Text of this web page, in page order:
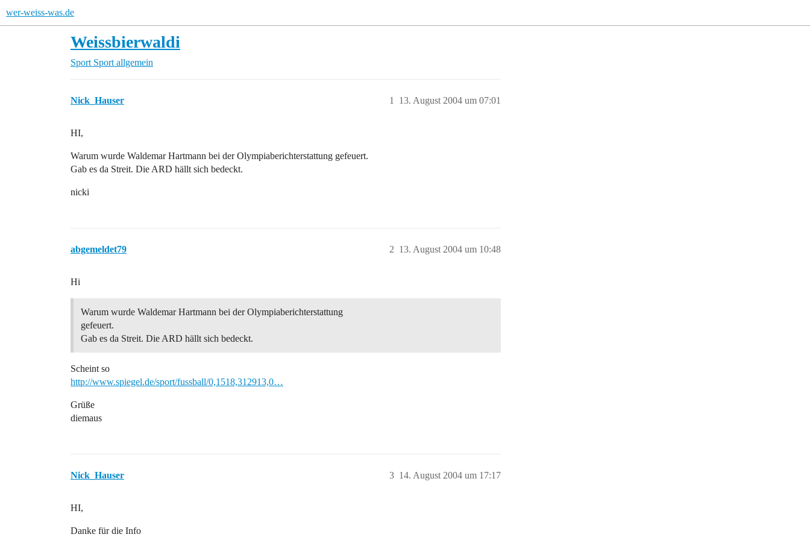
wer-weiss-was.de
Weissbierwaldi
Sport Sport allgemein
Nick_Hauser 13. August 2004 um 07:01
1
HI,
Warum wurde Waldemar Hartmann bei der Olympiaberichterstattung gefeuert.
Gab es da Streit. Die ARD hällt sich bedeckt.
nicki
abgemeldet79 13. August 2004 um 10:48
2
Hi
Warum wurde Waldemar Hartmann bei der Olympiaberichterstattung
gefeuert.
Gab es da Streit. Die ARD hällt sich bedeckt.
Scheint so
http://www.spiegel.de/sport/fussball/0,1518,312913,0…
Grüße
diemaus
Nick_Hauser 14. August 2004 um 17:17
3
HI,
Danke für die Info